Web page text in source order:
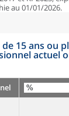
au 01/01/2026.
15 ans ou
actuel